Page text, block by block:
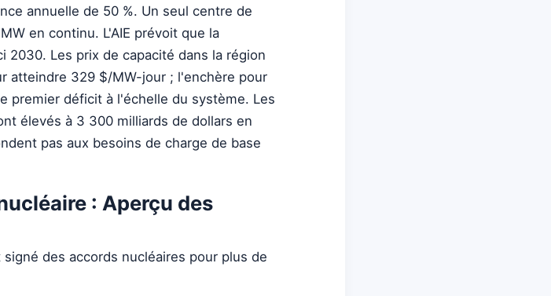
annuelle de 50 %. Un seul centre de
en continu. L'AIE prévoit que la
Les prix de capacité dans la région
atteindre 329 $/MW-jour ; l'enchère pour
premier déficit à l'échelle du système. Les
élevés à 3 300 milliards de dollars en
pas aux besoins de charge de base
: Aperçu des
des accords nucléaires pour plus de